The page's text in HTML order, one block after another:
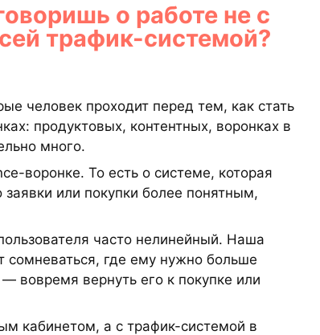
о работе не с
трафик-системой?
человек проходит перед тем, как стать
продуктовых, контентных, воронках в
много.
воронке. То есть о системе, которая
заявки или покупки более понятным,
часто нелинейный. Наша
сомневаться, где ему нужно больше
вовремя вернуть его к покупке или
кабинетом, а с трафик-системой в